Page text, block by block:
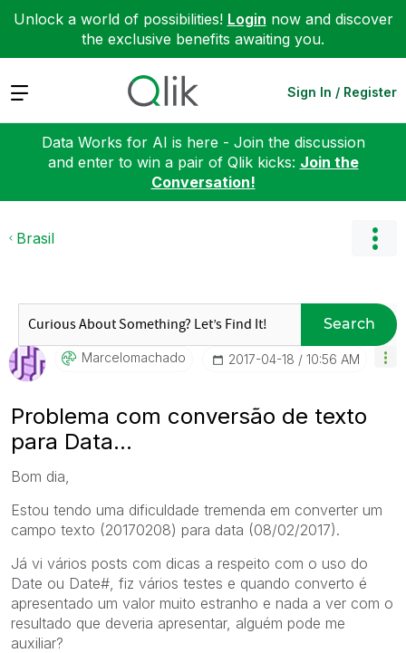
Unlock a world of possibilities! Login now and discover
the exclusive benefits awaiting you.
Expand Sign In / Register
Data Works for AI is here - Join the discussion
and enter to win a pair of Qlik kicks: Join the
Conversation!
Brasil
Search
Marcelomachado ‎2017-04-18 10:56 AM
Problema com conversão de texto
para Data...
Bom dia,
Estou tendo uma dificuldade tremenda em converter um
campo texto (20170208) para data (08/02/2017).
Já vi vários posts com dicas a respeito com o uso do
Date ou Date#, fiz vários testes e quando converto é
apresentado um valor muito estranho e nada a ver com o
resultado que deveria apresentar, alguém pode me
auxiliar?